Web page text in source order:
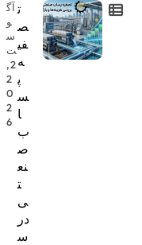
ت
ص
فی
ه
پ
س
ا
ب
ص
نع
ت
ی
در
س
آگ
و
س
ت
2,
2
0
2
6